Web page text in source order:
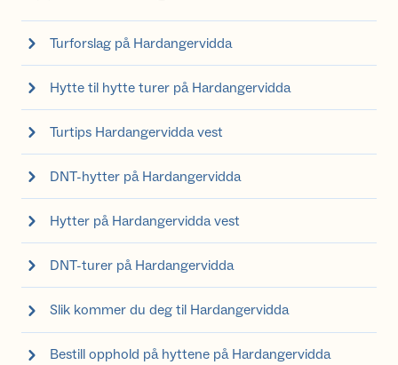
Turforslag på Hardangervidda
Hytte til hytte turer på Hardangervidda
Turtips Hardangervidda vest
DNT-hytter på Hardangervidda
Hytter på Hardangervidda vest
DNT-turer på Hardangervidda
Slik kommer du deg til Hardangervidda
Bestill opphold på hyttene på Hardangervidda